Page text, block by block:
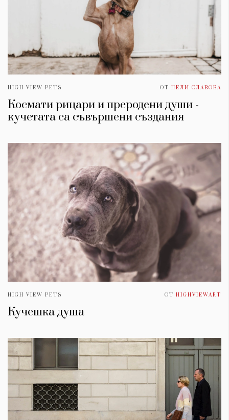
HIGH VIEW PETS ОТ НЕЛИ СЛАВОВА
Космати рицари и преродени души -
кучетата са съвършени създания
HIGH VIEW PETS ОТ HIGHVIEWART
Кучешка душа